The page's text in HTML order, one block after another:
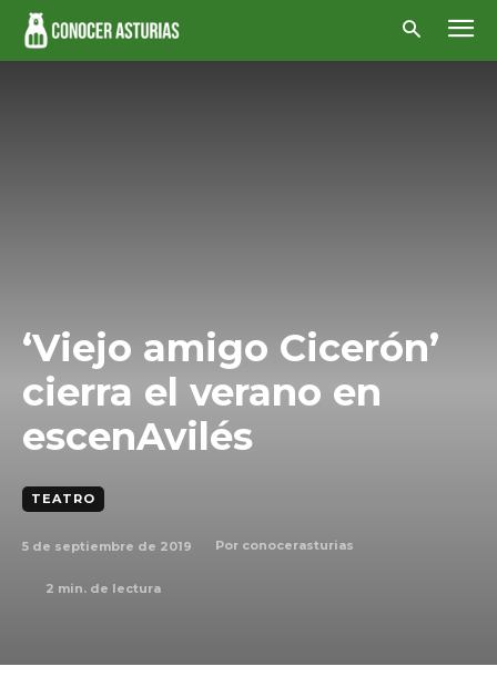
‘Viejo amigo Cicerón’
cierra el verano en
escenAvilés
TEATRO
5 de septiembre de 2019 Por conocerasturias
2 min. de lectura